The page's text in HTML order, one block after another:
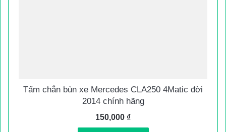
Tấm chắn bùn xe Mercedes CLA250 4Matic đời
2014 chính hãng
150,000 ₫